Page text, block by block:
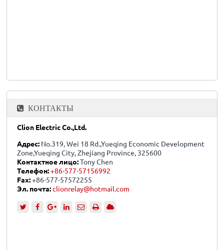
КОНТАКТЫ
Clion Electric Co.,Ltd.
Адрес: No.319, Wei 18 Rd.,Yueqing Economic Development
Zone,Yueqing City, Zhejiang Province, 325600
Контактное лицо:Tony Chen
Телефон: +86-577-57156992
Fax:+86-577-57572255
Эл. почта: clionrelay@hotmail.com